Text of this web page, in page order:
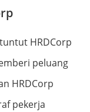
HRDCorp
peluang
HRDCorp
pekerja